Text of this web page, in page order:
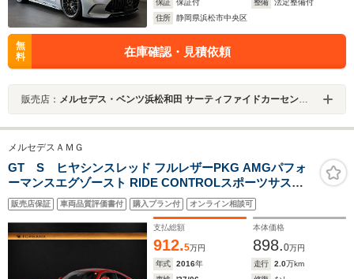
保証 保証付 整備
法定整備付
住所
静岡県浜松市中央区
無
料
在庫確認・見積依頼
販売店： メルセデス・ベンツ浜松和田 サーティファイドカーセンター
メルセデスＡＭＧ
GT S ヒヤシンスレッド フルレザーPKG AMGパフォ
ーマンスエグゾースト RIDE CONTROLスポーツサスペ
ンション レッドキャリパー AMGパフォーマンスシート
Burmesterサラウンド レーダーセーフティPKG シートヒ
ーター
販売店保証 車両品質評価書付 購入プラン付 オンライン相談可
支払総額
912.5万円
本体価格
898.0万円
年式
2016年 走行 2.0万km